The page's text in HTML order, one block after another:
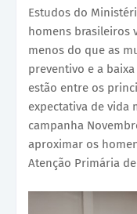
Estudos do
homens brasileiros
menos do que as
preventivo e a
estão entre os
expectativa de vida
campanha
aproximar os
Atenção Primária de